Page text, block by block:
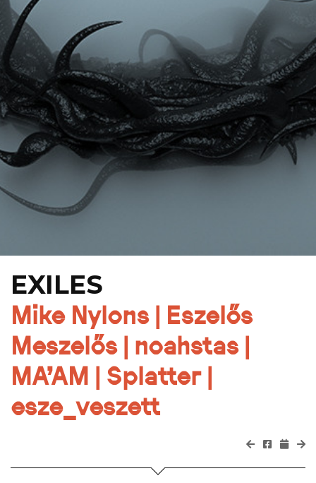
EXILES
Mike Nylons | Eszelős
Meszelős | noahstas |
MA’AM | Splatter |
esze_veszett